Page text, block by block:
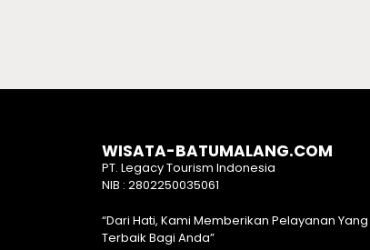
WISATA-BATUMALANG.COM
PT. Legacy Tourism Indonesia
NIB : 2802250035061
“Dari Hati, Kami Memberikan Pelayanan Yang
Terbaik Bagi Anda”